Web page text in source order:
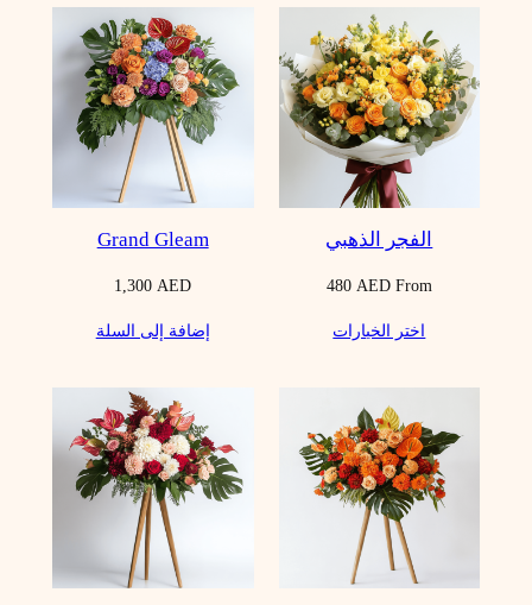
الفجر الذهبي
From
480 AED
اختر الخيارات
Grand Gleam
1,300 AED
إضافة إلى السلة